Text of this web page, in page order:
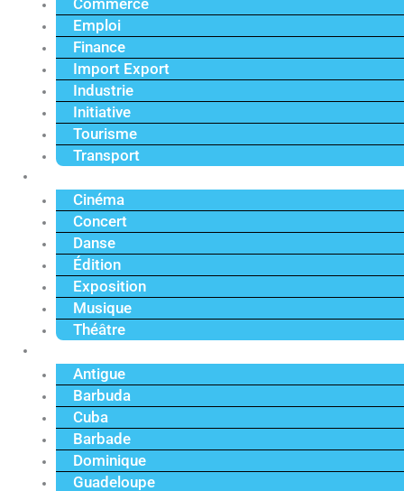
Commerce
Emploi
Finance
Import Export
Industrie
Initiative
Tourisme
Transport
Cinéma
Concert
Danse
Édition
Exposition
Musique
Théâtre
Antigue
Barbuda
Cuba
Barbade
Dominique
Guadeloupe